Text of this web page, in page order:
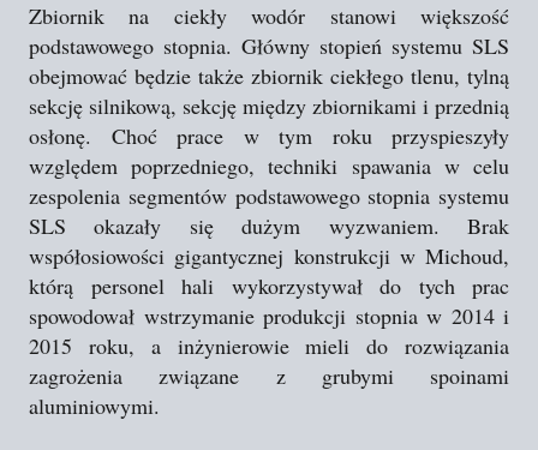
Zbiornik na ciekły wodór stanowi większość
podstawowego stopnia. Główny stopień systemu SLS
obejmować będzie także zbiornik ciekłego tlenu, tylną
sekcję silnikową, sekcję między zbiornikami i przednią
osłonę. Choć prace w tym roku przyspieszyły
względem poprzedniego, techniki spawania w celu
zespolenia segmentów podstawowego stopnia systemu
SLS okazały się dużym wyzwaniem. Brak
współosiowości gigantycznej konstrukcji w Michoud,
którą personel hali wykorzystywał do tych prac
spowodował wstrzymanie produkcji stopnia w 2014 i
2015 roku, a inżynierowie mieli do rozwiązania
zagrożenia związane z grubymi spoinami
aluminiowymi.